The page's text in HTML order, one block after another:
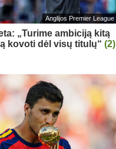
Anglijos Premier League
„Turime ambiciją kitą
kovoti dėl visų titulų“ (2)